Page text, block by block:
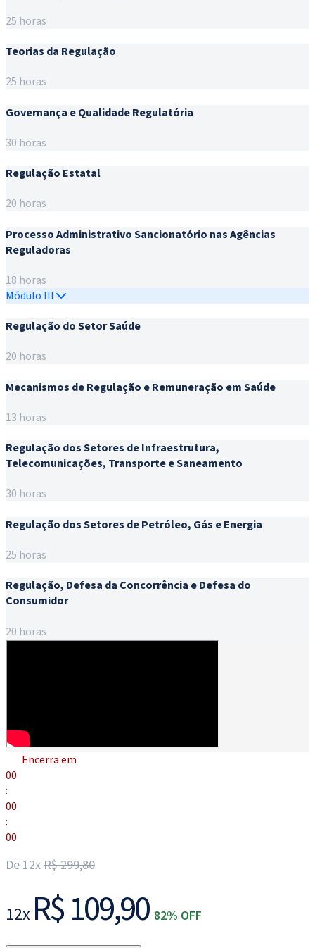
25 horas
Teorias da Regulação
25 horas
Governança e Qualidade Regulatória
30 horas
Regulação Estatal
20 horas
Processo Administrativo Sancionatório nas Agências
Reguladoras
18 horas
Módulo III
Regulação do Setor Saúde
20 horas
Mecanismos de Regulação e Remuneração em Saúde
13 horas
Regulação dos Setores de Infraestrutura,
Telecomunicações, Transporte e Saneamento
30 horas
Regulação dos Setores de Petróleo, Gás e Energia
25 horas
Regulação, Defesa da Concorrência e Defesa do
Consumidor
20 horas
Encerra em
00
:
00
:
00
De 12xR$ 299,80
12x R$ 109,90 82% OFF